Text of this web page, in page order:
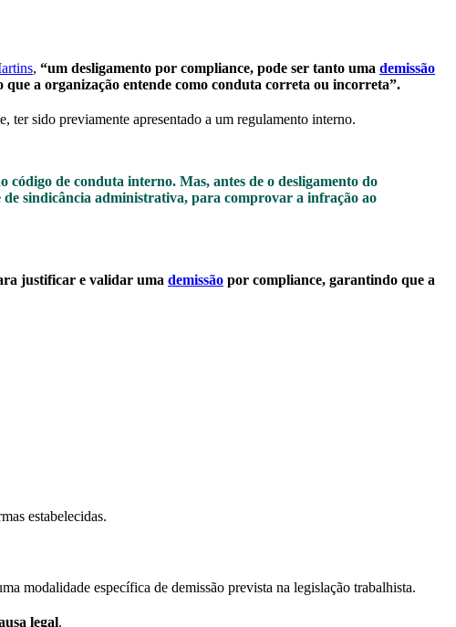
, “um desligamento por compliance, pode ser tanto uma demissão
a organização entende como conduta correta ou incorreta”.
ter sido previamente apresentado a um regulamento interno.
código de conduta interno. Mas, antes de o desligamento do
sindicância administrativa, para comprovar a infração ao
justificar e validar uma demissão por compliance, garantindo que a
estabelecidas.
modalidade específica de demissão prevista na legislação trabalhista.
legal.